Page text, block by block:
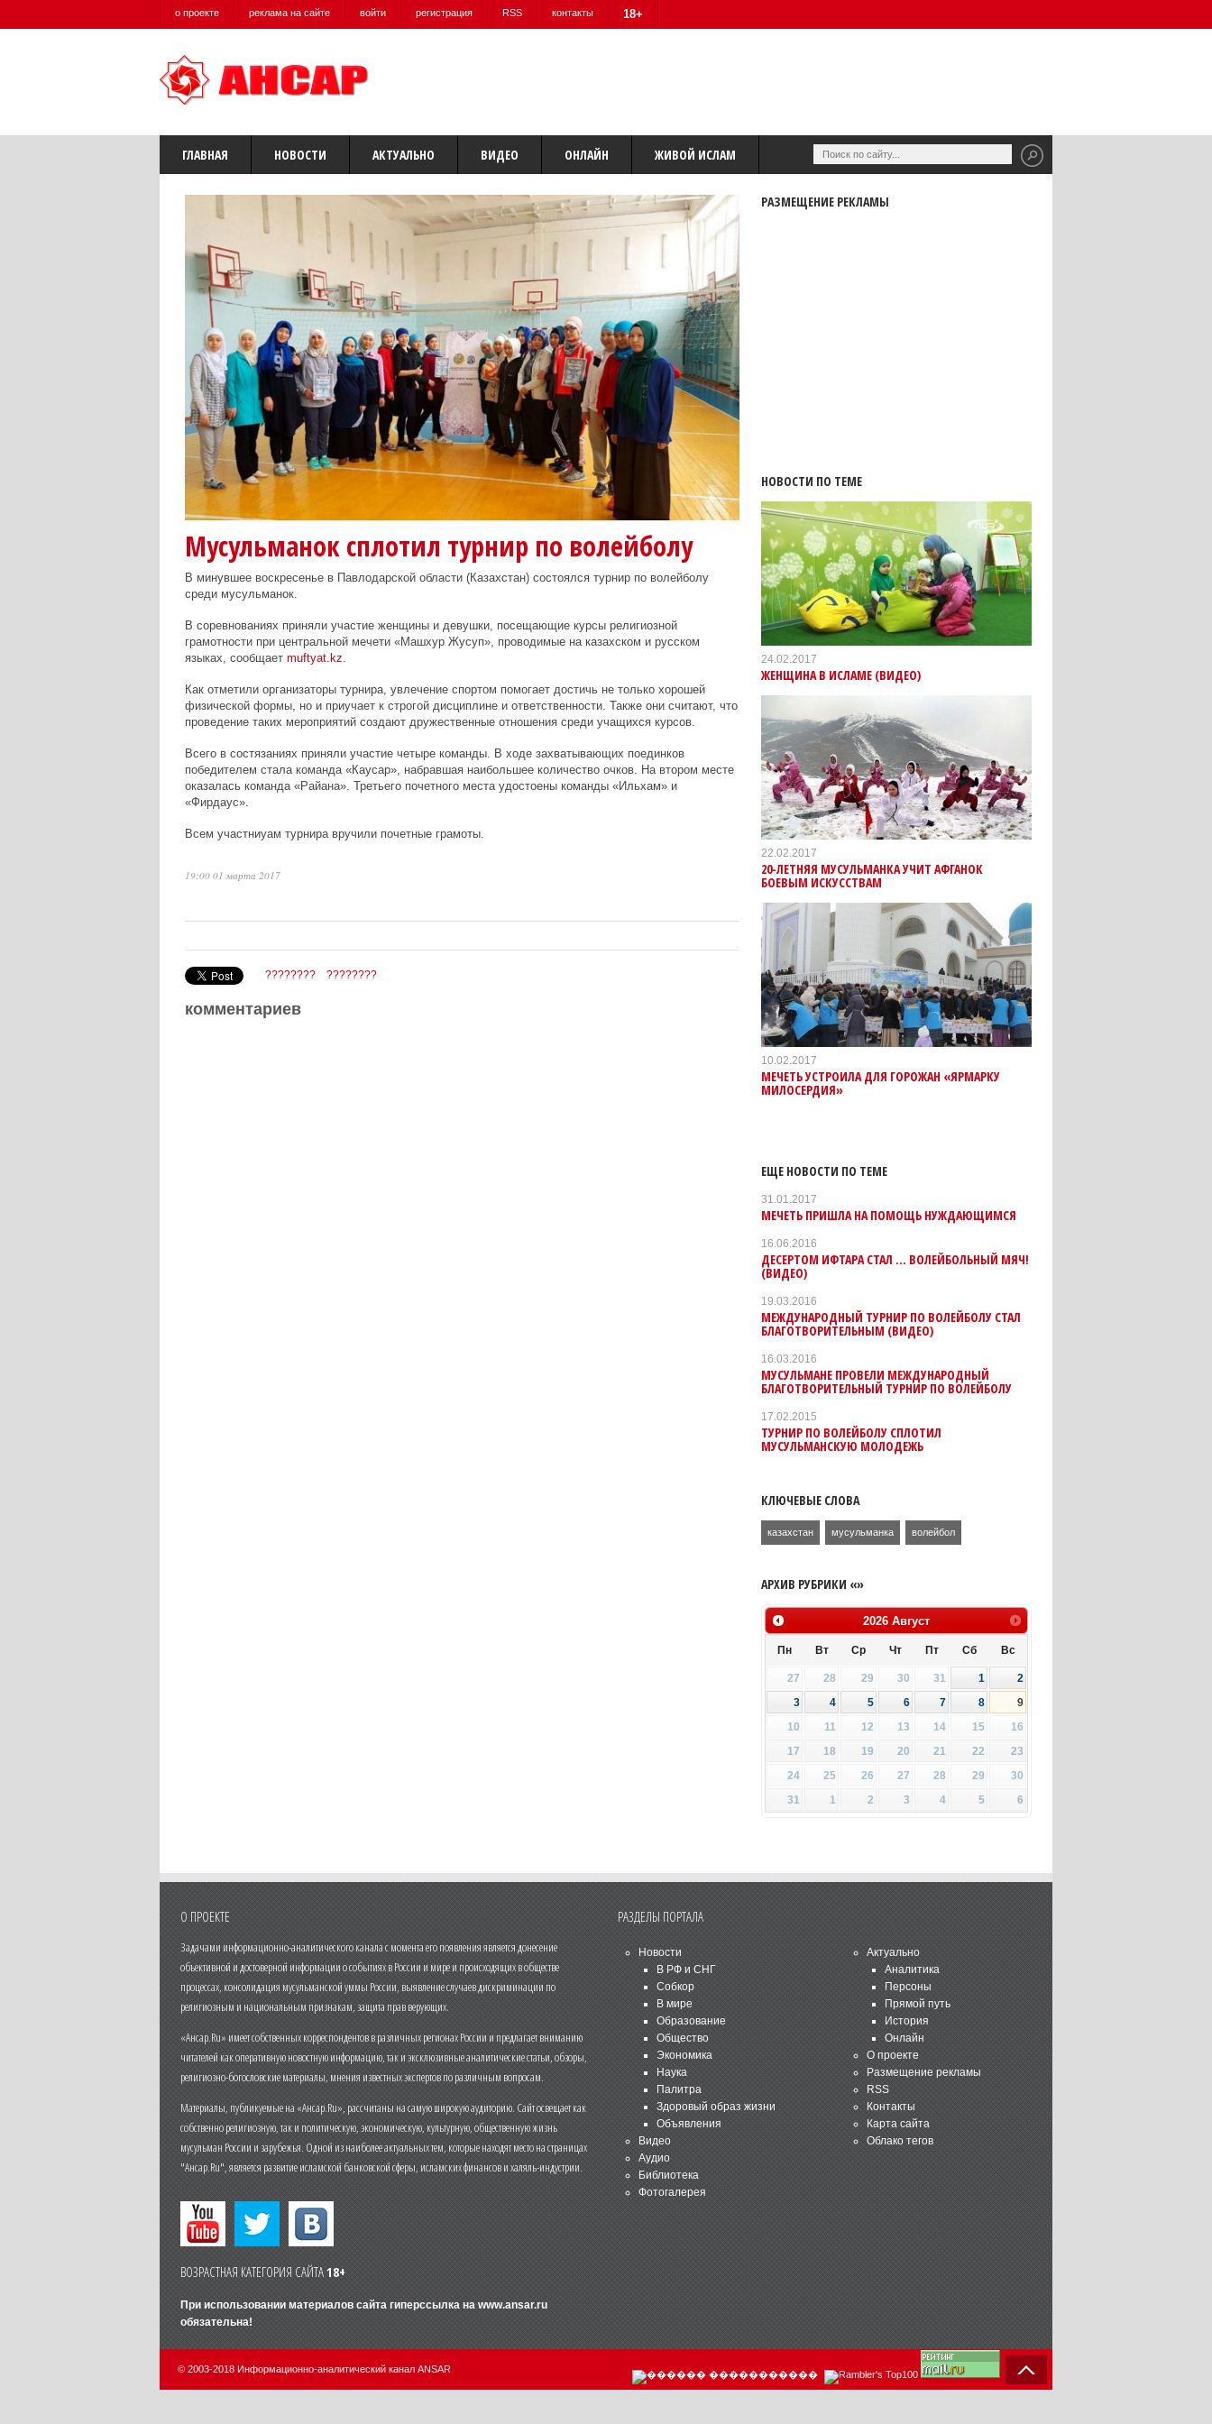
о проекте реклама на сайте войти регистрация RSS контакты 18+
ГЛАВНАЯ НОВОСТИ АКТУАЛЬНО ВИДЕО ОНЛАЙН ЖИВОЙ ИСЛАМ
Мусульманок сплотил турнир по волейболу
В минувшее воскресенье в Павлодарской области (Казахстан) состоялся турнир по волейболу
среди мусульманок.
В соревнованиях приняли участие женщины и девушки, посещающие курсы религиозной
грамотности при центральной мечети «Машхур Жусуп», проводимые на казахском и русском
языках, сообщает muftyat.kz
Как отметили организаторы турнира, увлечение спортом помогает достичь не только хорошей
физической формы, но и приучает к строгой дисциплине и ответственности. Также они считают, что
проведение таких мероприятий создают дружественные отношения среди учащихся курсов.
Всего в состязаниях приняли участие четыре команды.
В ходе захватывающих поединков
победителем стала команда «Каусар», набравшая наибольшее количество очков.
На втором месте
оказалась команда «Райана». Третьего почетного места удостоены команды «Ильхам» и
«Фирдаус».
Всем участниуам турнира вручили почетные грамоты.
19:00 01 марта 2017
???????? ????????
комментариев
РАЗМЕЩЕНИЕ РЕКЛАМЫ
НОВОСТИ ПО ТЕМЕ
24.02.2017
ЖЕНЩИНА В ИСЛАМЕ (ВИДЕО)
22.02.2017
20-ЛЕТНЯЯ МУСУЛЬМАНКА УЧИТ АФГАНОК
БОЕВЫМ ИСКУССТВАМ
10.02.2017
МЕЧЕТЬ УСТРОИЛА ДЛЯ ГОРОЖАН «ЯРМАРКУ
МИЛОСЕРДИЯ»
ЕЩЕ НОВОСТИ ПО ТЕМЕ
31.01.2017
МЕЧЕТЬ ПРИШЛА НА ПОМОЩЬ НУЖДАЮЩИМСЯ
16.06.2016
ДЕСЕРТОМ ИФТАРА СТАЛ ... ВОЛЕЙБОЛЬНЫЙ МЯЧ!
(ВИДЕО)
19.03.2016
МЕЖДУНАРОДНЫЙ ТУРНИР ПО ВОЛЕЙБОЛУ СТАЛ
БЛАГОТВОРИТЕЛЬНЫМ (ВИДЕО)
16.03.2016
МУСУЛЬМАНЕ ПРОВЕЛИ МЕЖДУНАРОДНЫЙ
БЛАГОТВОРИТЕЛЬНЫЙ ТУРНИР ПО ВОЛЕЙБОЛУ
17.02.2015
ТУРНИР ПО ВОЛЕЙБОЛУ СПЛОТИЛ
МУСУЛЬМАНСКУЮ МОЛОДЕЖЬ
КЛЮЧЕВЫЕ СЛОВА
казахстан мусульманка волейбол
АРХИВ РУБРИКИ «»
2026 Август
Пн Вт Ср Чт Пт Сб Вс
27 28 29 30 31 1
2
3
4 5 6 7 8
9
10
11 12 13 14 15
16
17
18 19 20 21 22
23
24
25 26 27 28 29
30
31
1 2 3 4 5 6
О ПРОЕКТЕ
Задачами информационно-аналитического канала с момента его появления является донесение
объективной и достоверной информации о событиях в России и мире и происходящих в обществе
процессах, консолидация мусульманской уммы России, выявление случаев дискриминации по
религиозным и национальным признакам, защита прав верующих.
«Ансар.Ru» имеет собственных корреспондентов в различных регионах России и предлагает вниманию
читателей как оперативную новостную информацию, так и эксклюзивные аналитические статьи, обзоры,
религиозно-богословские материалы, мнения известных экспертов по различным вопросам.
Материалы, публикуемые на «Ансар.Ru», рассчитаны на самую широкую аудиторию. Сайт освещает как
собственно религиозную, так и политическую, экономическую, культурную, общественную жизнь
мусульман России и зарубежья. Одной из наиболее актуальных тем, которые находят место на страницах
"Ансар.Ru", является развитие исламской банковской сферы, исламских финансов и халяль-индустрии.
ВОЗРАСТНАЯ КАТЕГОРИЯ САЙТА18+
При использовании материалов сайта гиперссылка на www.ansar.ru
обязательна!
РАЗДЕЛЫ ПОРТАЛА
Новости
В РФ и СНГ
Собкор
В мире
Образование
Общество
Экономика
Наука
Палитра
Здоровый образ жизни
Объявления
Видео
Аудио
Библиотека
Фотогалерея
Актуально
Аналитика
Персоны
Прямой путь
История
Онлайн
О проекте
Размещение рекламы
RSS
Контакты
Карта сайта
Облако тегов
© 2003-2018 Информационно-аналитический канал ANSAR